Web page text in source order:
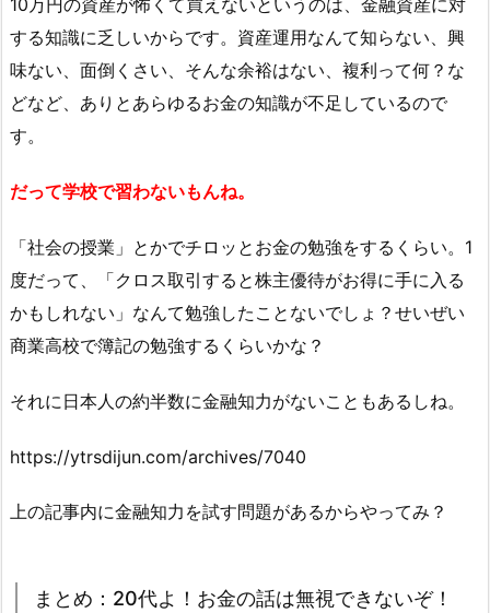
10万円の資産が怖くて買えないというのは、金融資産に対
する知識に乏しいからです。資産運用なんて知らない、興
味ない、面倒くさい、そんな余裕はない、複利って何？な
どなど、ありとあらゆるお金の知識が不足しているので
す。
だって学校で習わないもんね。
「社会の授業」とかでチロッとお金の勉強をするくらい。1
度だって、「クロス取引すると株主優待がお得に手に入る
かもしれない」なんて勉強したことないでしょ？せいぜい
商業高校で簿記の勉強するくらいかな？
それに日本人の約半数に金融知力がないこともあるしね。
https://ytrsdijun.com/archives/7040
上の記事内に金融知力を試す問題があるからやってみ？
まとめ：20代よ！お金の話は無視できないぞ！